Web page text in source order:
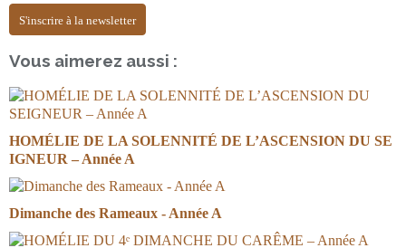
S'inscrire à la newsletter
Vous aimerez aussi :
HOMÉLIE DE LA SOLENNITÉ DE L’ASCENSION DU SE
IGNEUR – Année A
Dimanche des Rameaux - Année A